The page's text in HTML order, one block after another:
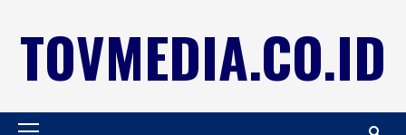
TOVMEDIA.CO.ID